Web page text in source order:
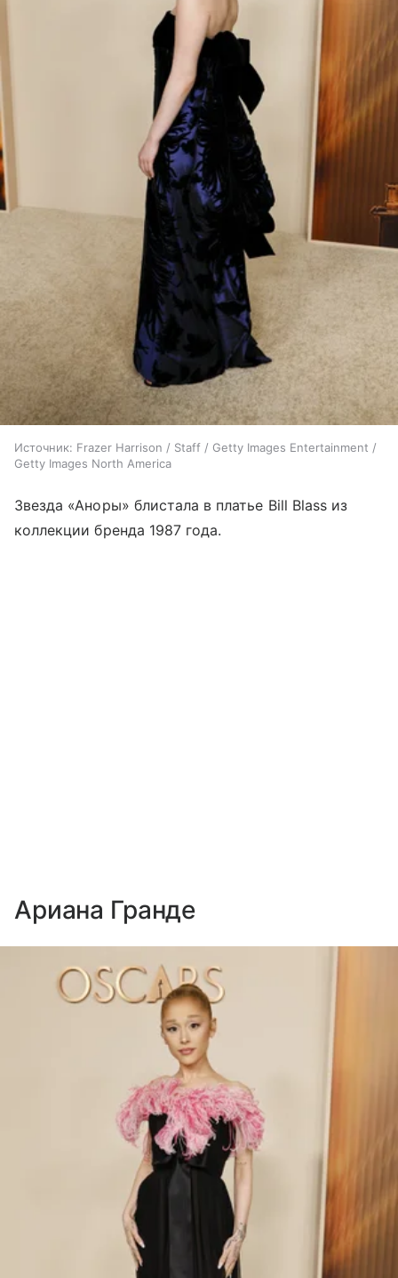
Источник: Frazer Harrison / Staff / Getty Images Entertainment /
Getty Images North America
Звезда «Аноры» блистала в платье Bill Blass из
коллекции бренда 1987 года.
Ариана Гранде